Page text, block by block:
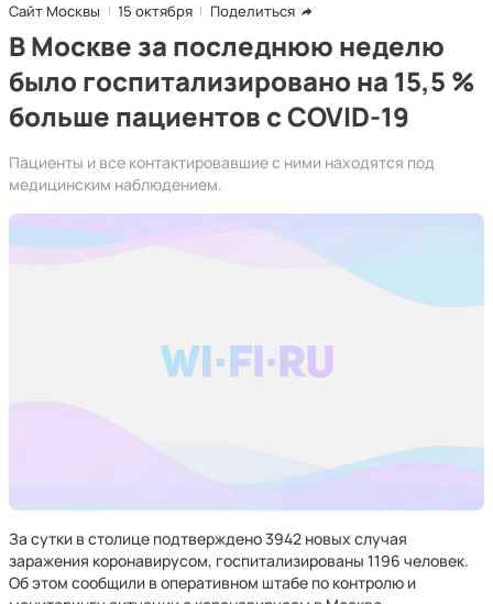
Сайт Москвы 15 октября Поделиться
В Москве за последнюю неделю
было госпитализировано на 15,5 %
больше пациентов с COVID-19
Пациенты и все контактировавшие с ними находятся под
медицинским наблюдением.
За сутки в столице подтверждено 3942 новых случая
заражения коронавирусом, госпитализированы 1196 человек.
Об этом сообщили в оперативном штабе по контролю и